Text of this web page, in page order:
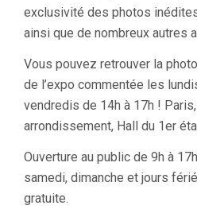
exclusivité des photos
ainsi que de nombreux autres
Vous pouvez retrouver la
de l’expo commentée les
vendredis de 14h à 17h !
arrondissement, Hall du 1er
Ouverture au public de 9h à
samedi, dimanche et jours
gratuite.